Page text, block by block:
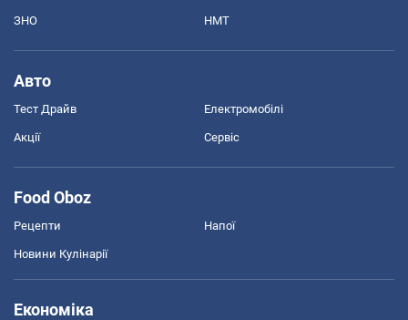
ЗНО НМТ
Авто
Тест Драйв Електромобілі
Акції Сервіс
Food Oboz
Рецепти Напої
Новини Кулінарії
Економіка